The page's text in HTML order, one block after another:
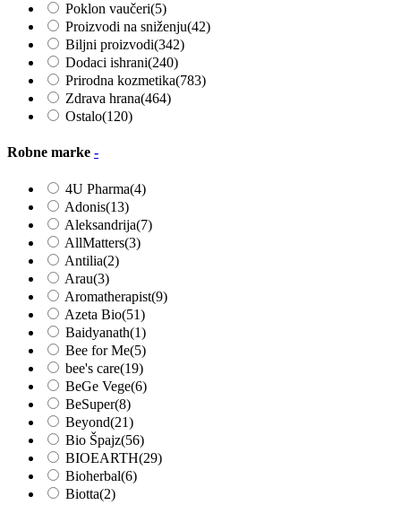
Poklon vaučeri(5)
Proizvodi na sniženju(42)
Biljni proizvodi(342)
Dodaci ishrani(240)
Prirodna kozmetika(783)
Zdrava hrana(464)
Ostalo(120)
Robne marke -
4U Pharma(4)
Adonis(13)
Aleksandrija(7)
AllMatters(3)
Antilia(2)
Arau(3)
Aromatherapist(9)
Azeta Bio(51)
Baidyanath(1)
Bee for Me(5)
bee's care(19)
BeGe Vege(6)
BeSuper(8)
Beyond(21)
Bio Špajz(56)
BIOEARTH(29)
Bioherbal(6)
Biotta(2)